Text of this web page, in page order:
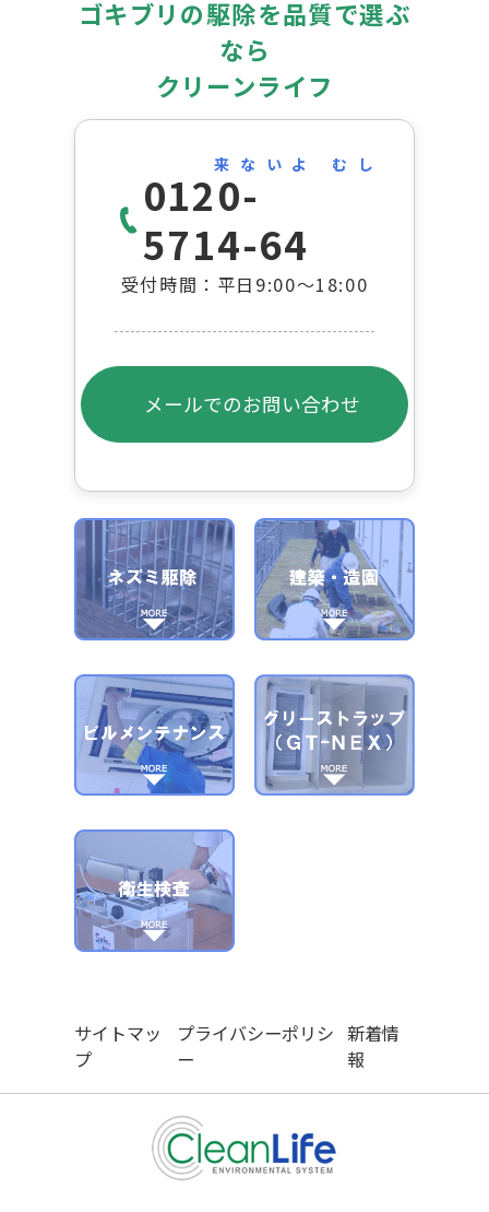
ゴキブリの駆除を品質で選ぶ
なら
クリーンライフ
0120-
5714-64
来ないよ むし
受付時間：平日9:00～18:00
メールでのお問い合わせ
サイトマッ
プ
プライバシーポリシ
ー
新着情
報